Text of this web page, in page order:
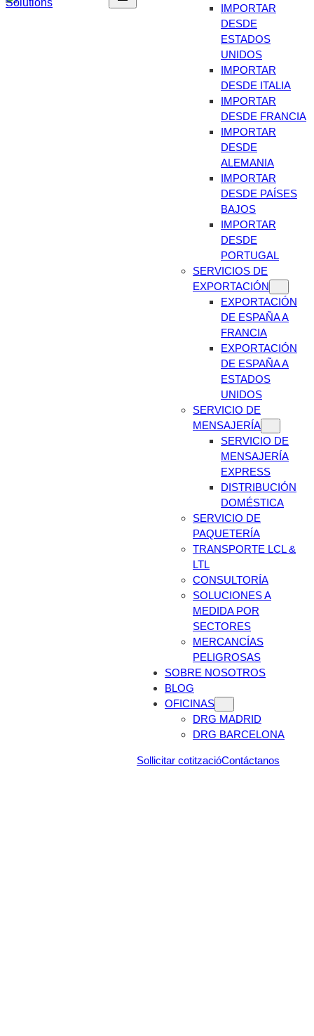
IMPORTAR
DESDE
ESTADOS
UNIDOS
IMPORTAR
DESDE ITALIA
IMPORTAR
DESDE FRANCIA
IMPORTAR
DESDE
ALEMANIA
IMPORTAR
DESDE PAÍSES
BAJOS
IMPORTAR
DESDE
PORTUGAL
SERVICIOS DE
EXPORTACIÓN
EXPORTACIÓN
DE ESPAÑA A
FRANCIA
EXPORTACIÓN
DE ESPAÑA A
ESTADOS
UNIDOS
SERVICIO DE
MENSAJERÍA
SERVICIO DE
MENSAJERÍA
EXPRESS
DISTRIBUCIÓN
DOMÉSTICA
SERVICIO DE
PAQUETERÍA
TRANSPORTE LCL &
LTL
CONSULTORÍA
SOLUCIONES A
MEDIDA POR
SECTORES
MERCANCÍAS
PELIGROSAS
SOBRE NOSOTROS
BLOG
OFICINAS
DRG MADRID
DRG BARCELONA
Sollicitar cotitzacióContáctanos